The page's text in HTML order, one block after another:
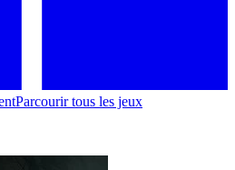
Parcourir tous les jeux